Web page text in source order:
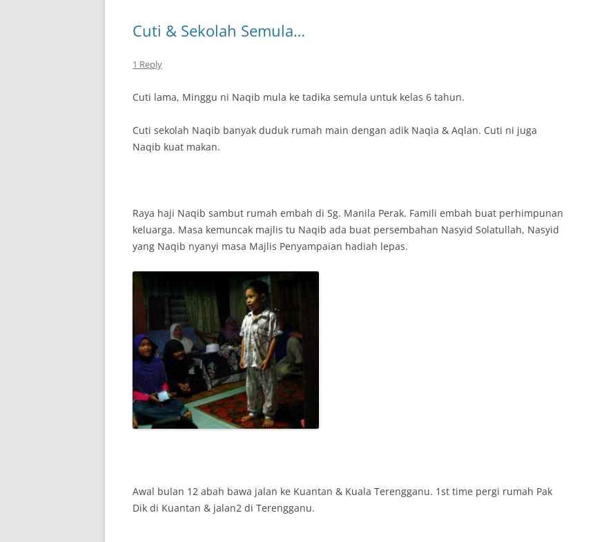
Cuti & Sekolah Semula…
1 Reply
Cuti lama, Minggu ni Naqib mula ke tadika semula untuk kelas 6 tahun.
Cuti sekolah Naqib banyak duduk rumah main dengan adik Naqia & Aqlan. Cuti ni juga
Naqib kuat makan.
Raya haji Naqib sambut rumah embah di Sg. Manila Perak. Famili embah buat perhimpunan
keluarga. Masa kemuncak majlis tu Naqib ada buat persembahan Nasyid Solatullah, Nasyid
yang Naqib nyanyi masa Majlis Penyampaian hadiah lepas.
Awal bulan 12 abah bawa jalan ke Kuantan & Kuala Terengganu. 1st time pergi rumah Pak
Dik di Kuantan & jalan2 di Terengganu.